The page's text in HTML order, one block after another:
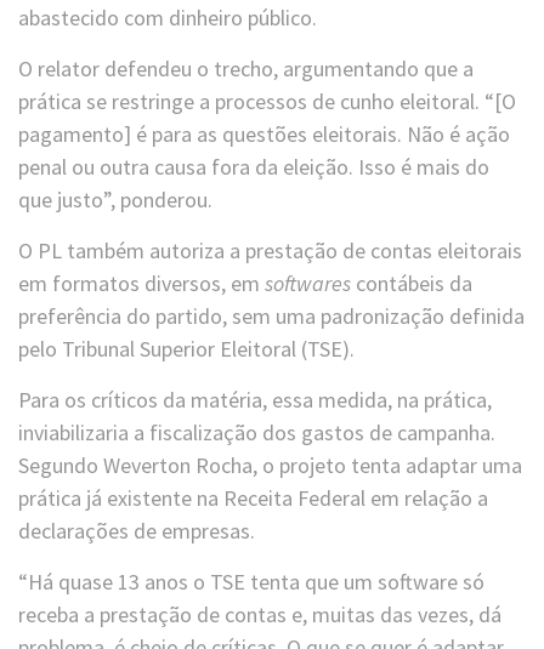
abastecido com dinheiro público.
O relator defendeu o trecho, argumentando que a
prática se restringe a processos de cunho eleitoral. “[O
pagamento] é para as questões eleitorais. Não é ação
penal ou outra causa fora da eleição. Isso é mais do
que justo”, ponderou.
O PL também autoriza a prestação de contas eleitorais
em formatos diversos, em softwares contábeis da
preferência do partido, sem uma padronização definida
pelo Tribunal Superior Eleitoral (TSE).
Para os críticos da matéria, essa medida, na prática,
inviabilizaria a fiscalização dos gastos de campanha.
Segundo Weverton Rocha, o projeto tenta adaptar uma
prática já existente na Receita Federal em relação a
declarações de empresas.
“Há quase 13 anos o TSE tenta que um software só
receba a prestação de contas e, muitas das vezes, dá